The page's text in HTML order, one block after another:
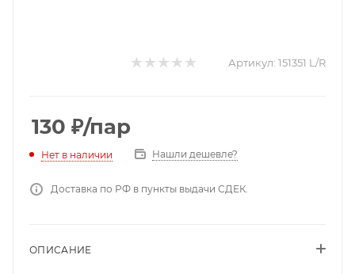
Артикул: 151351 L/R
130 ₽/пар
Нет в наличии Нашли дешевле?
Доставка по РФ в пункты выдачи СДЕК.
ОПИСАНИЕ